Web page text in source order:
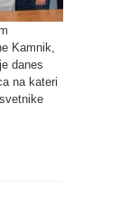
Kamnik,
danes
na kateri